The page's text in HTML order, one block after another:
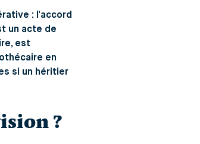
: l'accord
un acte de
est
en
si un héritier
?